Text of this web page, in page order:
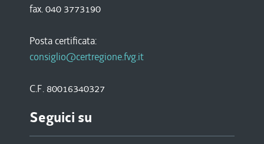
fax. 040 3773190
Posta certificata:
consiglio@certregione.fvg.it
C.F. 80016340327
Seguici su